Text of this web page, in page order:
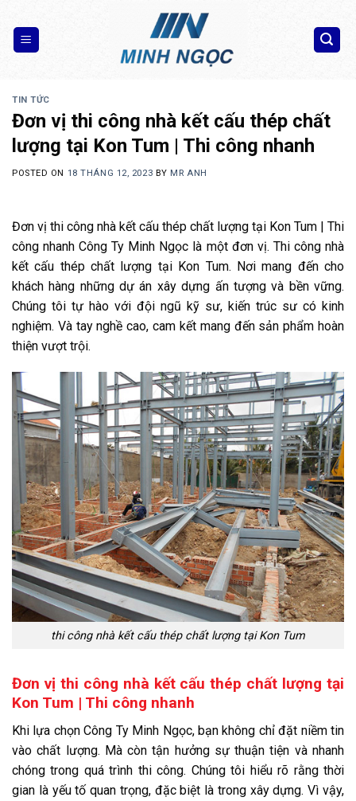
content
TIN TỨC
Đơn vị thi công nhà kết cấu thép chất
lượng tại Kon Tum | Thi công nhanh
POSTED ON 18 THÁNG 12, 2023 BY MR ANH
Đơn vị thi công nhà kết cấu thép chất lượng tại Kon Tum | Thi
công nhanh Công Ty Minh Ngọc là một đơn vị. Thi công nhà
kết cấu thép chất lượng tại Kon Tum. Nơi mang đến cho
khách hàng những dự án xây dựng ấn tượng và bền vững.
Chúng tôi tự hào với đội ngũ kỹ sư, kiến trúc sư có kinh
nghiệm. Và tay nghề cao, cam kết mang đến sản phẩm hoàn
thiện vượt trội.
thi công nhà kết cấu thép chất lượng tại Kon Tum
Đơn vị thi công nhà kết cấu thép chất lượng tại
Kon Tum | Thi công nhanh
Khi lựa chọn Công Ty Minh Ngọc, bạn không chỉ đặt niềm tin
vào chất lượng. Mà còn tận hưởng sự thuận tiện và nhanh
chóng trong quá trình thi công. Chúng tôi hiểu rõ rằng thời
gian là yếu tố quan trọng, đặc biệt là trong xây dựng. Vì vậy,